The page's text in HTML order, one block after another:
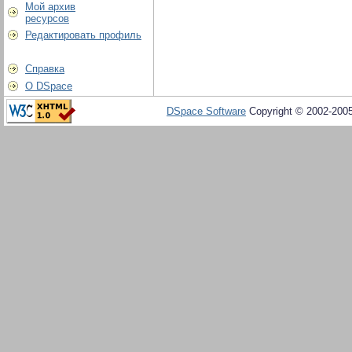
Мой архив
ресурсов
Редактировать профиль
Справка
О DSpace
DSpace Software Copyright © 2002-